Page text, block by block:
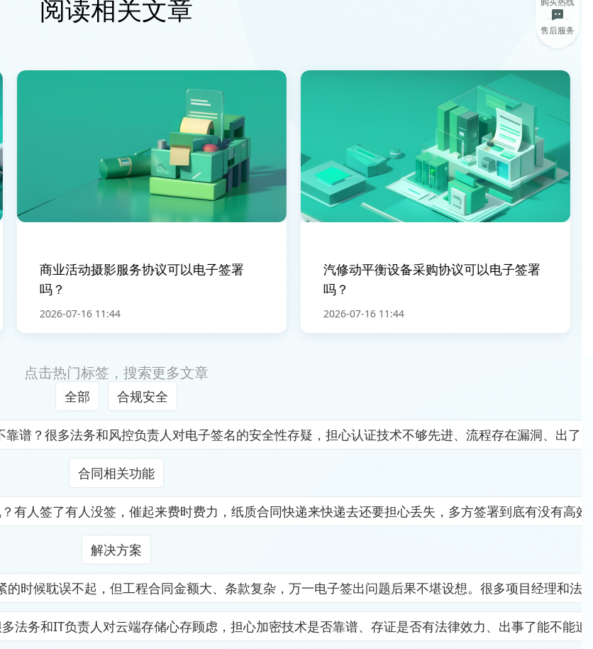
阅读相关文章
商业活动摄影服务协议可以电子签署
吗？
2026-07-16 11:44
汽修动平衡设备采购协议可以电子签署
吗？
2026-07-16 11:44
点击热门标签，搜索更多文章
全部 合规安全
？很多法务和风控负责人对电子签名的安全性存疑，担心认证技术不够先进、流程存在漏洞、出了
合同相关功能
有人签了有人没签，催起来费时费力，纸质合同快递来快递去还要担心丢失，多方签署到底有没有高
解决方案
时候耽误不起，但工程合同金额大、条款复杂，万一电子签出问题后果不堪设想。很多项目经理和法
务和IT负责人对云端存储心存顾虑，担心加密技术是否靠谱、存证是否有法律效力、出事了能不能
售后服务